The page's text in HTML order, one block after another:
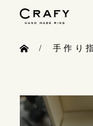
指輪制作の流れ
手作り
お問